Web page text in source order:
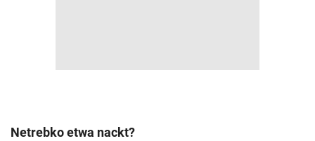
Netrebko etwa nackt?